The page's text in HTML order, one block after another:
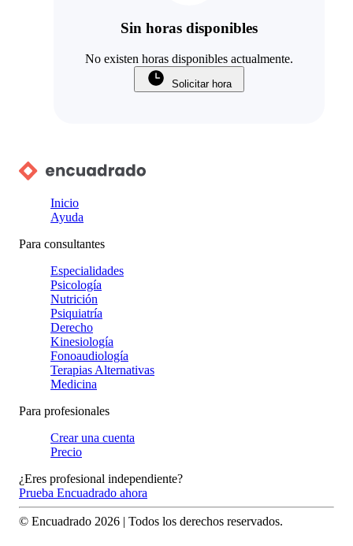
Sin horas disponibles
No existen horas disponibles actualmente.
Solicitar hora
Inicio
Ayuda
Para consultantes
Especialidades
Psicología
Nutrición
Psiquiatría
Derecho
Kinesiología
Fonoaudiología
Terapias Alternativas
Medicina
Para profesionales
Crear una cuenta
Precio
¿Eres profesional independiente?
Prueba Encuadrado ahora
© Encuadrado 2026 | Todos los derechos reservados.